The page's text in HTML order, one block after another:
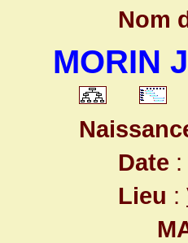
Nom
MORIN
Date
Lieu :